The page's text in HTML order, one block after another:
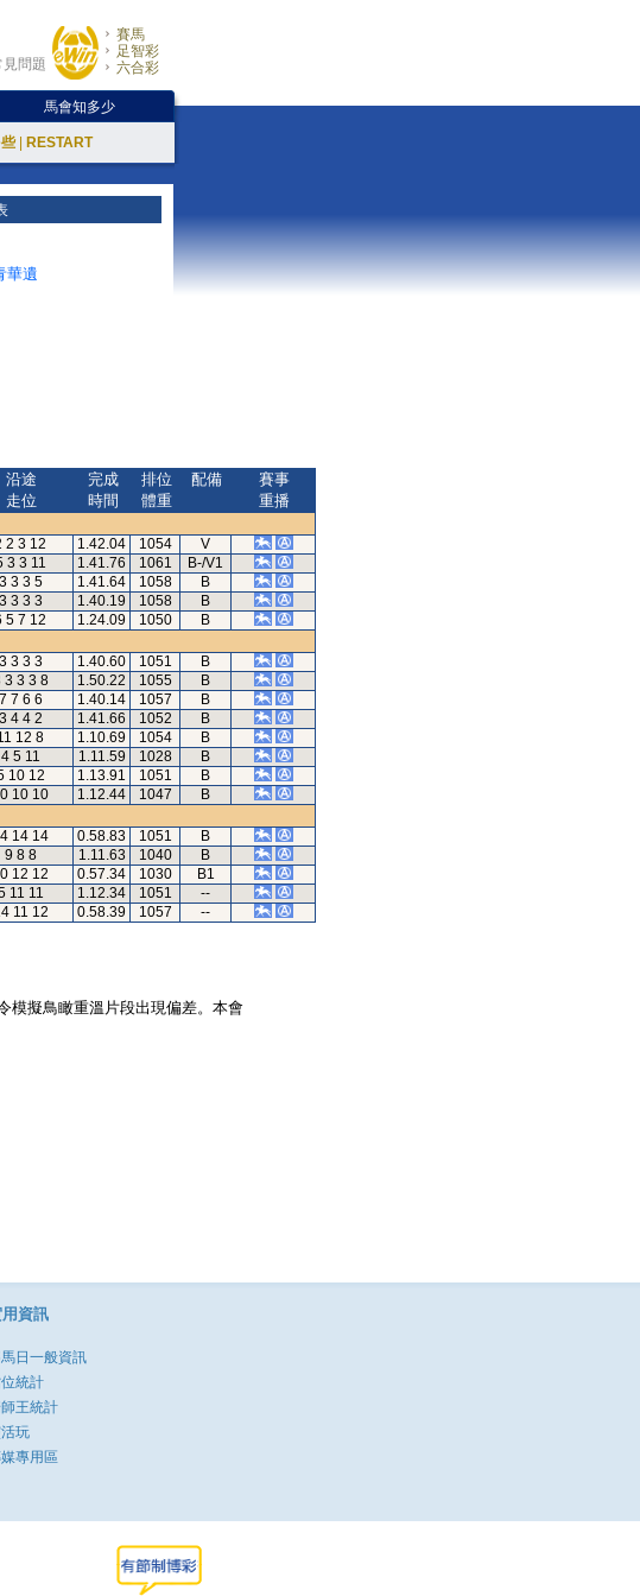
見問題
賽馬
足智彩
六合彩
馬會知多少
RESTART
華遺
沿途
走位
完成
時間
排位
體重
配備
賽事
重播
2 3 12 1.42.04 1054
V
3 3 11 1.41.76 1061
B-/V1
3 3 3 5 1.41.64 1058
B
3 3 3 3 1.40.19 1058
B
5 7 12 1.24.09 1050
B
3 3 3 3 1.40.60 1051
B
3 3 3 8 1.50.22 1055
B
7 7 6 6 1.40.14 1057
B
3 4 4 2 1.41.66 1052
B
12 8 1.10.69 1054
B
4 5 11 1.11.59 1028
B
10 12 1.13.91 1051
B
10 10 1.12.44 1047
B
14 14 0.58.83 1051
B
9 8 8 1.11.63 1040
B
12 12 0.57.34 1030
B1
11 11 1.12.34 1051
--
11 12 0.58.39 1057 --
模擬鳥瞰重溫片段出現偏差。本會
資訊
日一般資訊
統計
王統計
玩
專用區